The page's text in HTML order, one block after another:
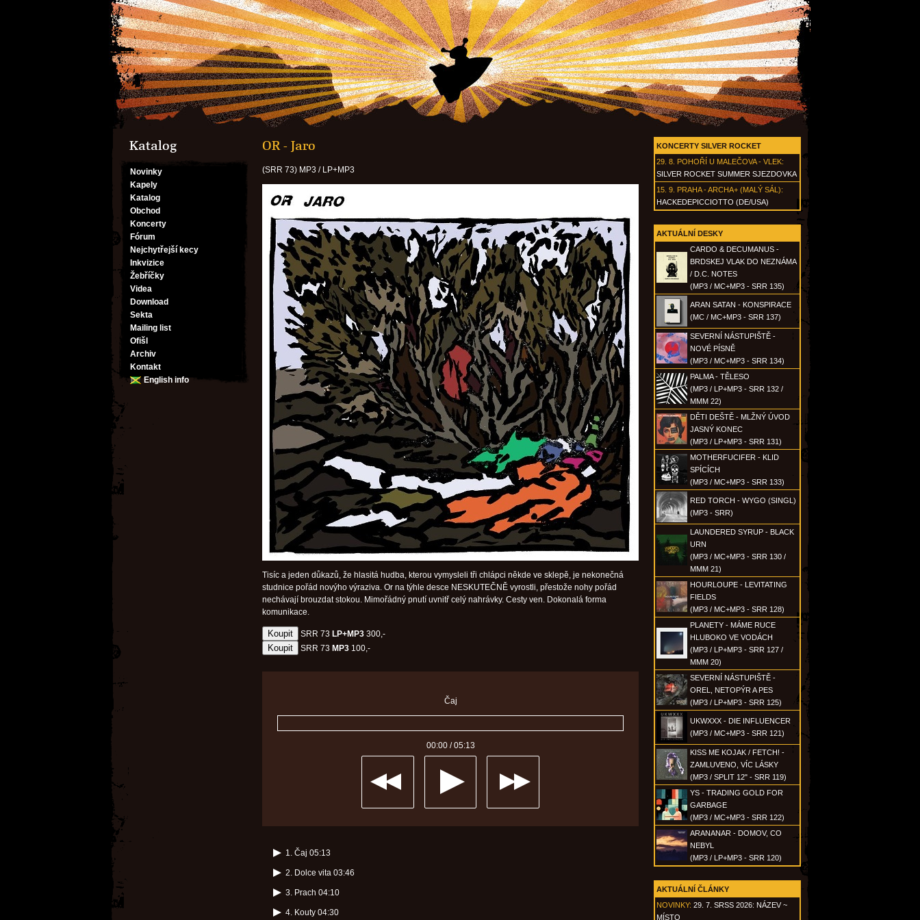
Katalog
Novinky
Kapely
Katalog
Obchod
Koncerty
Fórum
Nejchytřejší kecy
Inkvizice
Žebříčky
Videa
Download
Sekta
Mailing list
Ofišl
Archiv
Kontakt
English info
KONCERTY SILVER ROCKET
29. 8. POHOŘÍ U MALEČOVA - VLEK:
SILVER ROCKET SUMMER SJEZDOVKA
15. 9. PRAHA - ARCHA+ (MALÝ SÁL):
HACKEDEPICCIOTTO (DE/USA)
AKTUÁLNÍ DESKY
CARDO & DECUMANUS -
BRDSKEJ VLAK DO NEZNÁMA
/ D.C. NOTES
(MP3 / MC+MP3 - SRR 135)
ARAN SATAN - KONSPIRACE
(MC / MC+MP3 - SRR 137)
SEVERNÍ NÁSTUPIŠTĚ -
NOVÉ PÍSNĚ
(MP3 / MC+MP3 - SRR 134)
PALMA - TĚLESO
(MP3 / LP+MP3 - SRR 132 /
MMM 22)
DĚTI DEŠTĚ - MLŽNÝ ÚVOD
JASNÝ KONEC
(MP3 / LP+MP3 - SRR 131)
MOTHERFUCIFER - KLID
SPÍCÍCH
(MP3 / MC+MP3 - SRR 133)
RED TORCH - WYGO (SINGL)
(MP3 - SRR)
LAUNDERED SYRUP - BLACK
URN
(MP3 / MC+MP3 - SRR 130 /
MMM 21)
HOURLOUPE - LEVITATING
FIELDS
(MP3 / MC+MP3 - SRR 128)
PLANETY - MÁME RUCE
HLUBOKO VE VODÁCH
(MP3 / LP+MP3 - SRR 127 /
MMM 20)
SEVERNÍ NÁSTUPIŠTĚ -
OREL, NETOPÝR A PES
(MP3 / LP+MP3 - SRR 125)
UKWXXX - DIE INFLUENCER
(MP3 / MC+MP3 - SRR 121)
KISS ME KOJAK / FETCH! -
ZAMLUVENO, VÍC LÁSKY
(MP3 / SPLIT 12" - SRR 119)
YS - TRADING GOLD FOR
GARBAGE
(MP3 / MC+MP3 - SRR 122)
ARANANAR - DOMOV, CO
NEBYL
(MP3 / LP+MP3 - SRR 120)
AKTUÁLNÍ ČLÁNKY
NOVINKY: 29. 7. SRSS 2026: NÁZEV ~
MÍSTO
OR - Jaro
(SRR 73) MP3 / LP+MP3
Tisíc a jeden důkazů, že hlasitá hudba, kterou vymysleli tři chlápci někde ve sklepě, je nekonečná
studnice pořád novýho výraziva. Or na týhle desce NESKUTEČNĚ vyrostli, přestože nohy pořád
nechávají brouzdat stokou. Mimořádný pnutí uvnitř celý nahrávky. Cesty ven. Dokonalá forma
komunikace.
SRR 73 LP+MP3 300,-
SRR 73 MP3 100,-
Čaj
00:00/05:13
1. Čaj 05:13
2. Dolce vita 03:46
3. Prach 04:10
4. Kouty 04:30